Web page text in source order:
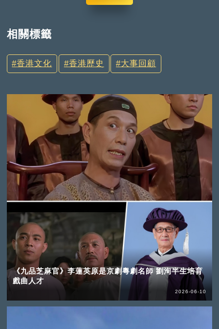
相關標籤
香港文化 香港歷史 大事回顧
《九品芝麻官》李蓮英原是京劇粵劇名師 劉洵半生培育
戲曲人才
2026-06-10